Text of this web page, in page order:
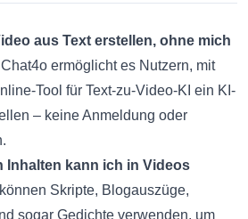
aus Text erstellen, ohne mich
ermöglicht es Nutzern, mit
Tool für Text-zu-Video-KI ein KI-
– keine Anmeldung oder
Inhalten kann ich in Videos
Skripte, Blogauszüge,
sogar Gedichte verwenden, um